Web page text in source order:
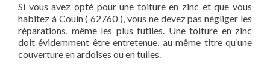
Si vous avez opté pour une toiture en zinc et que vous
habitez à Couin ( 62760 ), vous ne devez pas négliger les
réparations, même les plus futiles. Une toiture en zinc
doit évidemment être entretenue, au même titre qu’une
couverture en ardoises ou en tuiles.